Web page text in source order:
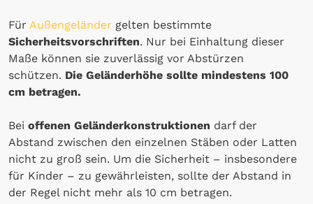
Für Außengeländer gelten bestimmte
Sicherheitsvorschriften. Nur bei Einhaltung dieser
Maße können sie zuverlässig vor Abstürzen
schützen. Die Geländerhöhe sollte mindestens 100
cm betragen.
Bei offenen Geländerkonstruktionen darf der
Abstand zwischen den einzelnen Stäben oder Latten
nicht zu groß sein. Um die Sicherheit – insbesondere
für Kinder – zu gewährleisten, sollte der Abstand in
der Regel nicht mehr als 10 cm betragen.